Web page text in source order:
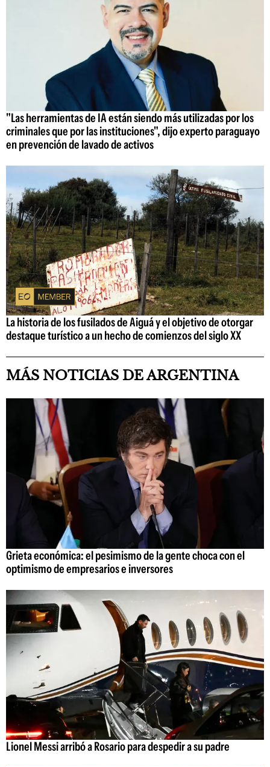
"Las herramientas de IA están siendo más utilizadas por los
criminales que por las instituciones", dijo experto paraguayo
en prevención de lavado de activos
La historia de los fusilados de Aiguá y el objetivo de otorgar
destaque turístico a un hecho de comienzos del siglo XX
MÁS NOTICIAS DE ARGENTINA
Grieta económica: el pesimismo de la gente choca con el
optimismo de empresarios e inversores
Lionel Messi arribó a Rosario para despedir a su padre